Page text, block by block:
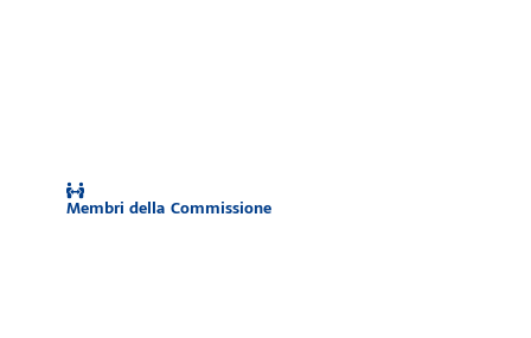
Membri della Commissione